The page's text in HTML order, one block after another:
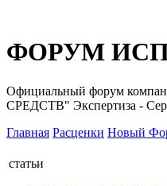
ФОРУМ
Официальный форум
СРЕДСТВ" Экспертиза -
Главная Расценки Новый
статьи